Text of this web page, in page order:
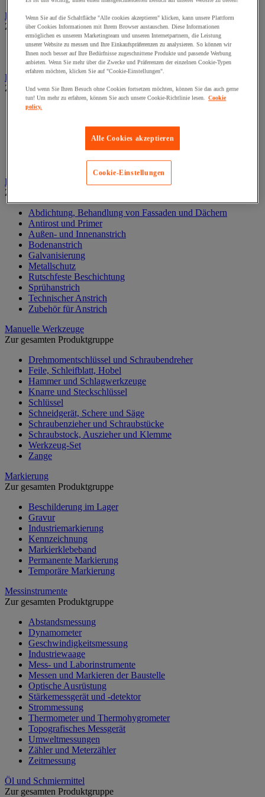
Elektrowerkzeug
Zur gesamten Produktgruppe
Elektrowerkzeug mit Kabel
Kabelloses Elektrowerkzeug
Kleben und Abdichten
Zur gesamten Produktgruppe
Industrie- und Wartungskleber
Klebstoff und Dichtmasse zur Isolierung, Schalldämmung
Oberflächenbehandlung- und Reinigung
Zubehör zum Kleben und Abdichten
Lackieren und Beschichten
Zur gesamten Produktgruppe
Abdichtung, Behandlung von Fassaden und Dächern
Antirost und Primer
Außen- und Innenanstrich
Bodenanstrich
Galvanisierung
Metallschutz
Rutschfeste Beschichtung
Sprühanstrich
Technischer Anstrich
Zubehör für Anstrich
Manuelle Werkzeuge
Zur gesamten Produktgruppe
Drehmomentschlüssel und Schraubendreher
Feile, Schleifblatt, Hobel
Hammer und Schlagwerkzeuge
Knarre und Steckschlüssel
Schlüssel
Schneidgerät, Schere und Säge
Schraubenzieher und Schraubstücke
Schraubstock, Auszieher und Klemme
Werkzeug-Set
Zange
Markierung
Zur gesamten Produktgruppe
Beschilderung im Lager
Gravur
Industriemarkierung
Kennzeichnung
Markierklebeband
Permanente Markierung
Temporäre Markierung
Messinstrumente
Zur gesamten Produktgruppe
Abstandsmessung
Dynamometer
Geschwindigkeitsmessung
Industriewaage
Mess- und Laborinstrumente
Messen und Markieren der Baustelle
Optische Ausrüstung
Stärkemessgerät und -detektor
Strommessung
Thermometer und Thermohygrometer
Topografisches Messgerät
Umweltmessungen
Zähler und Meterzähler
Zeitmessung
Öl und Schmiermittel
Zur gesamten Produktgruppe
Wenn Sie auf die Schaltfläche "Alle cookies akzeptieren" klicken, kann unsere Plattform
über Cookies Informationen mit Ihrem Browser austauschen. Diese Informationen
ermöglichen es unserem Marketingteam und unseren Internetpartnern, die Leistung
unserer Website zu messen und Ihre Einkaufspräferenzen zu analysieren. So können wir
Ihnen noch besser auf Ihre Bedürfnisse zugeschnittene Produkte und passende Werbung
anbieten. Wenn Sie mehr über die Zwecke und Präferenzen der einzelnen Cookie-Typen
erfahren möchten, klicken Sie auf "Cookie-Einstellungen".
Und wenn Sie Ihren Besuch ohne Cookies fortsetzen möchten, können Sie das auch gerne
tun! Um mehr zu erfahren, können Sie auch unsere Cookie-Richtlinie lesen. Cookie
policy.
Alle Cookies akzeptieren
Cookie-Einstellungen